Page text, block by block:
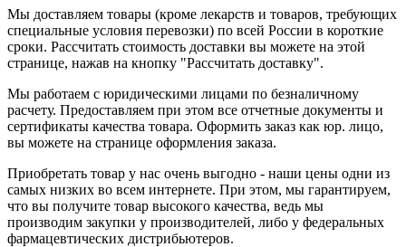
Мы доставляем товары (кроме лекарств и товаров, требующих
специальные условия перевозки) по всей России в короткие
сроки. Рассчитать стоимость доставки вы можете на этой
странице, нажав на кнопку "Рассчитать доставку".
Мы работаем с юридическими лицами по безналичному
расчету. Предоставляем при этом все отчетные документы и
сертификаты качества товара. Оформить заказ как юр. лицо,
вы можете на странице оформления заказа.
Приобретать товар у нас очень выгодно - наши цены одни из
самых низких во всем интернете. При этом, мы гарантируем,
что вы получите товар высокого качества, ведь мы
производим закупки у производителей, либо у федеральных
фармацевтических дистрибьютеров.